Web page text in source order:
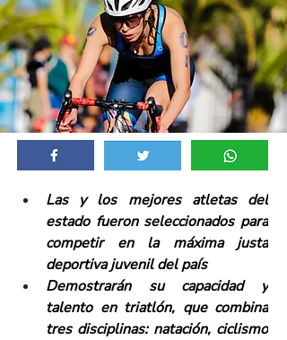
Las y los mejores atletas del
estado fueron seleccionados para
competir en la máxima justa
deportiva juvenil del país
Demostrarán su capacidad y
talento en triatlón, que combina
tres disciplinas: natación, ciclismo